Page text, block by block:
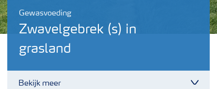
Gewasvoeding
Zwavelgebrek (s) in
grasland
Bekijk meer